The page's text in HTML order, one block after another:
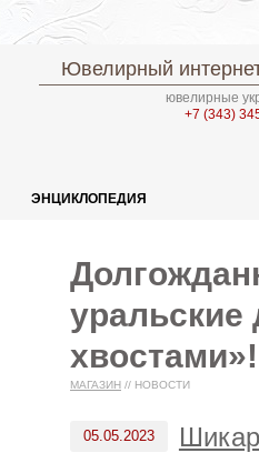
Ювелирный
ювелирные
+7 (343)
ЭНЦИКЛОПЕДИЯ
уральские
хвостами»!
МАГАЗИН // НОВОСТИ
05.05.2023